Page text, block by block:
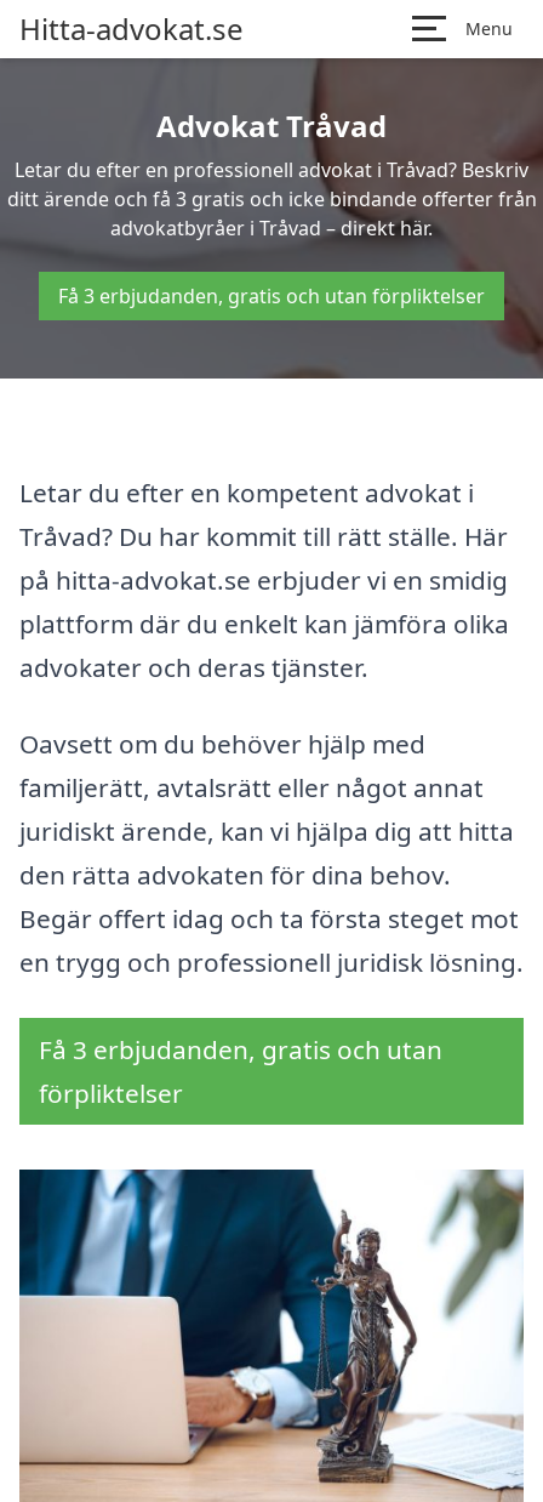
Hitta-advokat.se Menu
Advokat Tråvad
Letar du efter en professionell advokat i Tråvad? Beskriv
ditt ärende och få 3 gratis och icke bindande offerter från
advokatbyråer i Tråvad – direkt här.
Få 3 erbjudanden, gratis och utan förpliktelser
Letar du efter en kompetent advokat i
Tråvad? Du har kommit till rätt ställe. Här
på hitta-advokat.se erbjuder vi en smidig
plattform där du enkelt kan jämföra olika
advokater och deras tjänster.
Oavsett om du behöver hjälp med
familjerätt, avtalsrätt eller något annat
juridiskt ärende, kan vi hjälpa dig att hitta
den rätta advokaten för dina behov.
Begär offert idag och ta första steget mot
en trygg och professionell juridisk lösning.
Få 3 erbjudanden, gratis och utan
förpliktelser